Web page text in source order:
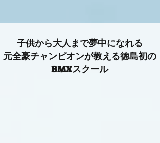
子供から大人まで夢中になれる
​元全豪チャンピオンが教える徳島初の
BMXスクール